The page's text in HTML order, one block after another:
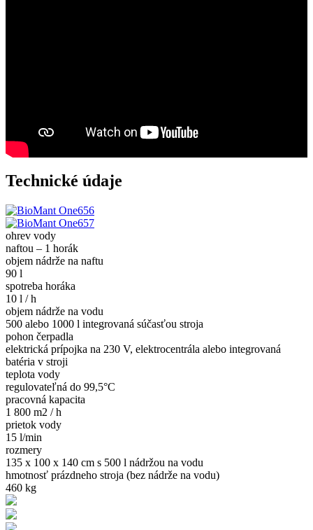
Technické údaje
ohrev vody
naftou – 1 horák
objem nádrže na naftu
90 l
spotreba horáka
10 l / h
objem nádrže na vodu
500 alebo 1000 l integrovaná súčasťou stroja
pohon čerpadla
elektrická prípojka na 230 V, elektrocentrála alebo integrovaná
batéria v stroji
teplota vody
regulovateľná do 99,5°C
pracovná kapacita
1 800 m2 / h
prietok vody
15 l/min
rozmery
135 x 100 x 140 cm s 500 l nádržou na vodu
hmotnosť prázdneho stroja (bez nádrže na vodu)
460 kg